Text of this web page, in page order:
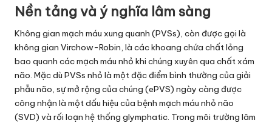
Nền tảng và ý nghĩa lâm sàng
Không gian mạch máu xung quanh (PVSs), còn được gọi là
không gian Virchow-Robin, là các khoang chứa chất lỏng
bao quanh các mạch máu nhỏ khi chúng xuyên qua chất xám
não. Mặc dù PVSs nhỏ là một đặc điểm bình thường của giải
phẫu não, sự mở rộng của chúng (ePVS) ngày càng được
công nhận là một dấu hiệu của bệnh mạch máu nhỏ não
(SVD) và rối loạn hệ thống glymphatic. Trong môi trường lâm